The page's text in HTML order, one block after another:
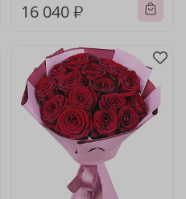
16 040 ₽